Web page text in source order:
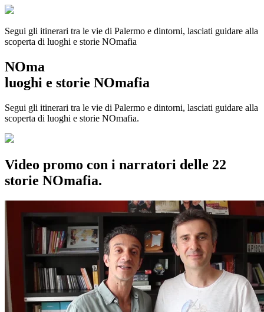
Segui gli itinerari tra le vie di Palermo e dintorni, lasciati guidare alla
scoperta di luoghi e storie NOmafia
NOma
luoghi e storie NOmafia
Segui gli itinerari tra le vie di Palermo e dintorni, lasciati guidare alla
scoperta di luoghi e storie NOmafia.
Video promo con i narratori delle 22
storie NOmafia.